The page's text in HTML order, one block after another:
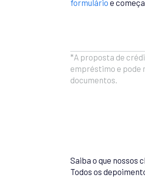
formulário e
*A proposta de
empréstimo e pode
documentos.
Saiba o que nossos
Todos os